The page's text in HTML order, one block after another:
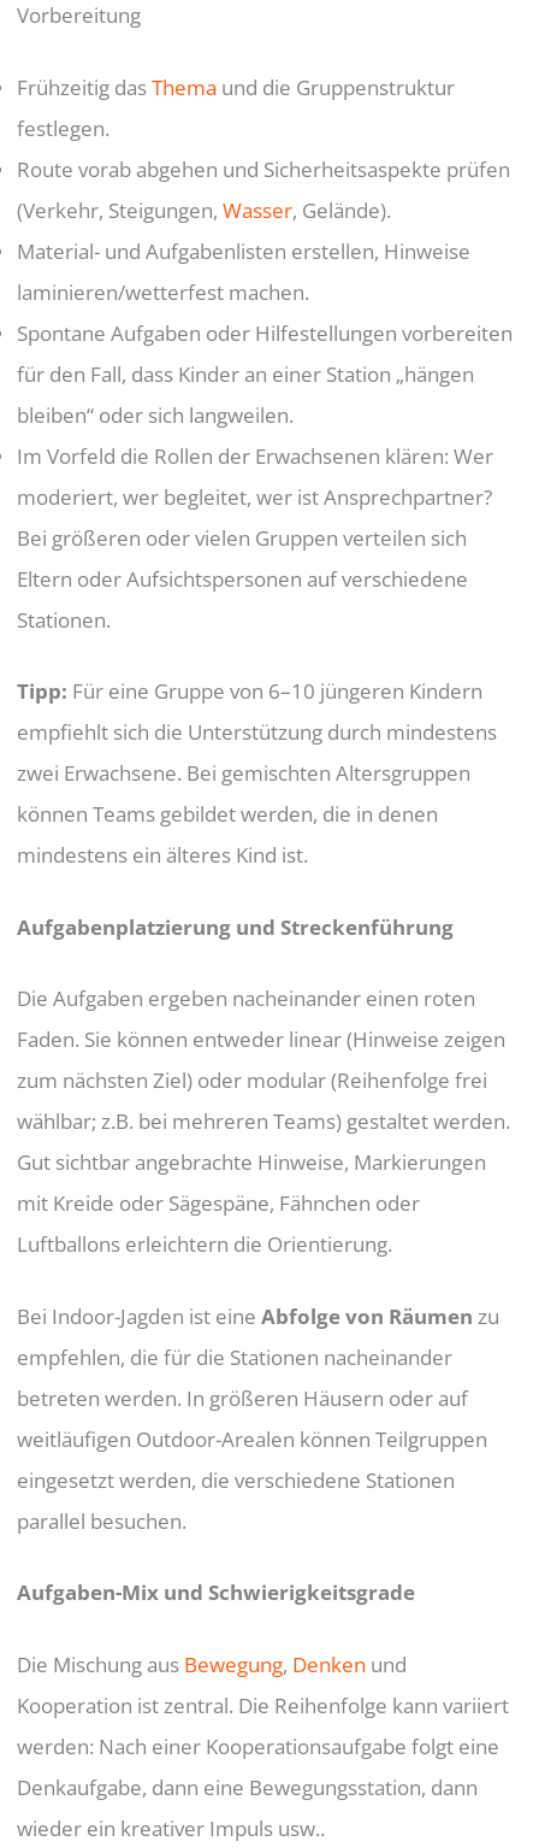
Vorbereitung
Frühzeitig dasThema und die Gruppenstruktur
festlegen.
Route vorab abgehen und Sicherheitsaspekte prüfen
(Verkehr, Steigungen,Wasser, Gelände).
Material- und Aufgabenlisten erstellen, Hinweise
laminieren/wetterfest machen.
Spontane Aufgaben oder Hilfestellungen vorbereiten
für den Fall, dass Kinder an einer Station „hängen
bleiben“ oder sich langweilen.
Im Vorfeld die Rollen der Erwachsenen klären: Wer
moderiert, wer begleitet, wer ist Ansprechpartner?
Bei größeren oder vielen Gruppen verteilen sich
Eltern oder Aufsichtspersonen auf verschiedene
Stationen.
Tipp: Für eine Gruppe von 6–10 jüngeren Kindern
empfiehlt sich die Unterstützung durch mindestens
zwei Erwachsene. Bei gemischten Altersgruppen
können Teams gebildet werden, die in denen
mindestens ein älteres Kind ist.
Aufgabenplatzierung und Streckenführung
Die Aufgaben ergeben nacheinander einen roten
Faden. Sie können entweder linear (Hinweise zeigen
zum nächsten Ziel) oder modular (Reihenfolge frei
wählbar; z.B. bei mehreren Teams) gestaltet werden.
Gut sichtbar angebrachte Hinweise, Markierungen
mit Kreide oder Sägespäne, Fähnchen oder
Luftballons erleichtern die Orientierung.
Bei Indoor-Jagden ist eineAbfolge von Räumen zu
empfehlen, die für die Stationen nacheinander
betreten werden. In größeren Häusern oder auf
weitläufigen Outdoor-Arealen können Teilgruppen
eingesetzt werden, die verschiedene Stationen
parallel besuchen.
Aufgaben-Mix und Schwierigkeitsgrade
Die Mischung aus Bewegung, Denken und
Kooperation ist zentral. Die Reihenfolge kann variiert
werden: Nach einer Kooperationsaufgabe folgt eine
Denkaufgabe, dann eine Bewegungsstation, dann
wieder ein kreativer Impuls usw..